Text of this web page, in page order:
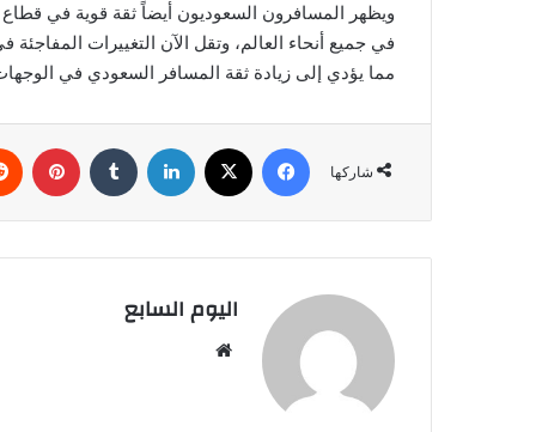
ويظهر المسافرون السعوديون أيضاً ثقة قوية في
في جميع أنحاء العالم، وتقل الآن التغييرات
مما يؤدي إلى زيادة ثقة المسافر السعودي في
شاركها
فيسبوك لينكدإن
اليوم السابع